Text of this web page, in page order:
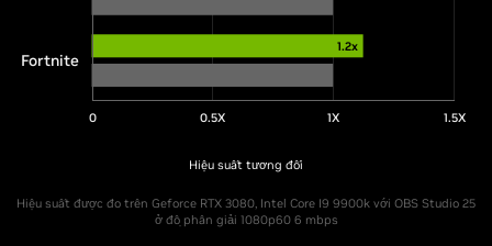
0 0.5X 1X 1.5X
1.2x
Fortnite
Hiệu suất tương đối
Hiệu suất được đo trên Geforce RTX 3080, Intel Core I9 9900k với OBS Studio 25
ở độ phân giải 1080p60 6 mbps